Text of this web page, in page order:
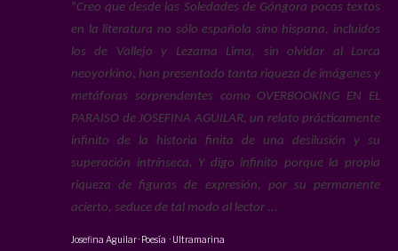
“Creo que desde las Soledades de Góngora pocos textos
en la literatura no sólo española sino hispana, incluidos
los de Vallejo y Lezama Lima, sin olvidar al Lorca
neoyorkino, han presentado tanta riqueza de imágenes y
metáforas sorprendentes como OVERBOOKING EN EL
PARAISO de JOSEFINA AGUILAR, un relato prácticamente
infinito de la historia finita de una desilusión y su
superación intrínseca. Y digo infinito porque la propia
riqueza de figuras de expresión, por su permanente
acierto, seduce de tal modo al lector ...
Josefina Aguilar· Poesía · Ultramarina